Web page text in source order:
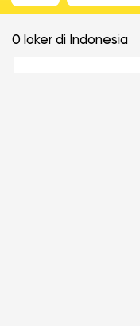
0 loker di Indonesia